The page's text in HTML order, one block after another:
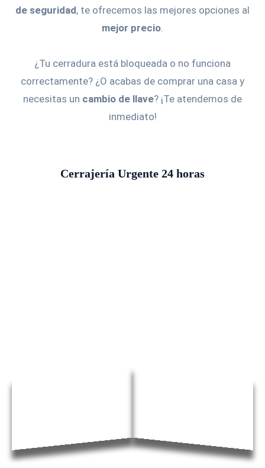
de seguridad, te ofrecemos las mejores opciones al
mejor precio.
¿Tu cerradura está bloqueada o no funciona
correctamente? ¿O acabas de comprar una casa y
necesitas un cambio de llave? ¡Te atendemos de
inmediato!
Cerrajería Urgente 24 horas